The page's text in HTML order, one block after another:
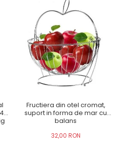
Fructiera din otel cromat,
suport in forma de mar cu
balans
32,00 RON